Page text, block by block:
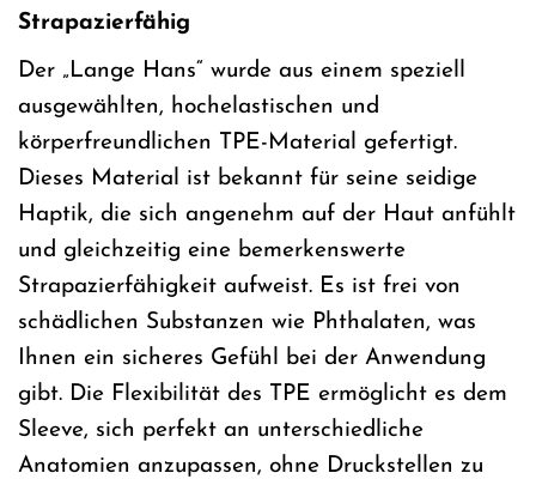
Strapazierfähig
Der „Lange Hans“ wurde aus einem speziell
ausgewählten, hochelastischen und
körperfreundlichen TPE-Material gefertigt.
Dieses Material ist bekannt für seine seidige
Haptik, die sich angenehm auf der Haut anfühlt
und gleichzeitig eine bemerkenswerte
Strapazierfähigkeit aufweist. Es ist frei von
schädlichen Substanzen wie Phthalaten, was
Ihnen ein sicheres Gefühl bei der Anwendung
gibt. Die Flexibilität des TPE ermöglicht es dem
Sleeve, sich perfekt an unterschiedliche
Anatomien anzupassen, ohne Druckstellen zu